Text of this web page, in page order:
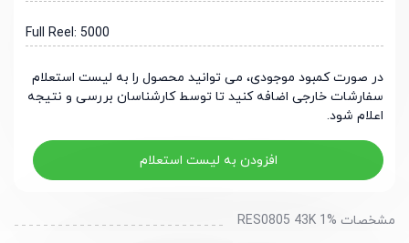
Full Reel: 5000
در صورت کمبود موجودی، می توانید محصول را به لیست استعلام
سفارشات خارجی اضافه کنید تا توسط کارشناسان بررسی و نتیجه
اعلام شود.
افزودن به لیست استعلام
مشخصات RES0805 43K 1%